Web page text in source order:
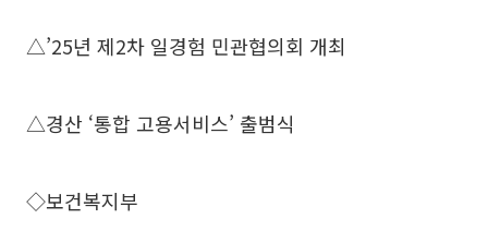
△’25년 제2차 일경험 민관협의회 개최
△경산 ‘통합 고용서비스’ 출범식
◇보건복지부